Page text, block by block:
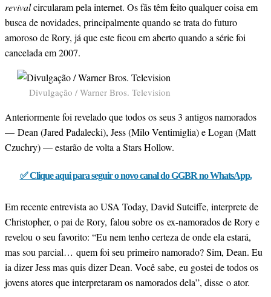
revivalcircularam pela internet. Os fãs têm feito qualquer coisa em
busca de novidades, principalmente quando se trata do futuro
amoroso de Rory, já que este ficou em aberto quando a série foi
cancelada em 2007.
Divulgação / Warner Bros. Television
Anteriormente foi revelado que todos os seus 3 antigos namorados
— Dean (Jared Padalecki), Jess (Milo Ventimiglia) e Logan (Matt
Czuchry) — estarão de volta a Stars Hollow.
✅ Clique aqui para seguir o novo canal do GGBR no WhatsApp.
Em recente entrevista ao USA Today, David Sutciffe, interprete de
Christopher, o pai de Rory, falou sobre os ex-namorados de Rory e
revelou o seu favorito: “Eu nem tenho certeza de onde ela estará,
mas sou parcial… quem foi seu primeiro namorado? Sim, Dean. Eu
ia dizer Jess mas quis dizer Dean. Você sabe, eu gostei de todos os
jovens atores que interpretaram os namorados dela”, disse o ator.